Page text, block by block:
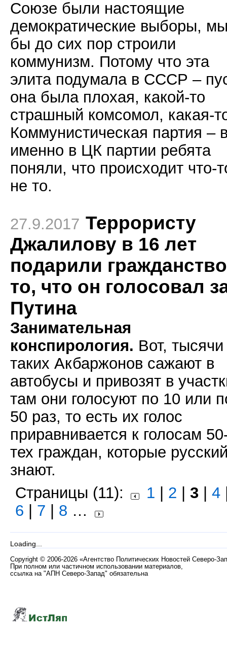
Союзе были настоящие
демократические выборы,
бы до сих пор строили
коммунизм. Потому что эта
элита подумала в СССР –
она была плохая, какой-то
страшный комсомол, какая-
Коммунистическая партия –
именно в ЦК партии ребята
поняли, что происходит что-
не то.
27.9.2017 Террористу
Джалилову в 16 лет
подарили
то, что он голосовал
Путина
Занимательная
конспирология. Вот, тысячи
таких Акбаржонов сажают в
автобусы и привозят в
там они голосуют по 10 или
50 раз, то есть их голос
приравнивается к голосам
тех граждан, которые
знают.
Страницы (11):
1 2 3 4
6
7 8 …
Loading...
Copyright © 2006-2026 «Агентство Политических Новостей Северо-
При полном или частичном использовании материалов,
ссылка на "АПН Северо-Запад" обязательна